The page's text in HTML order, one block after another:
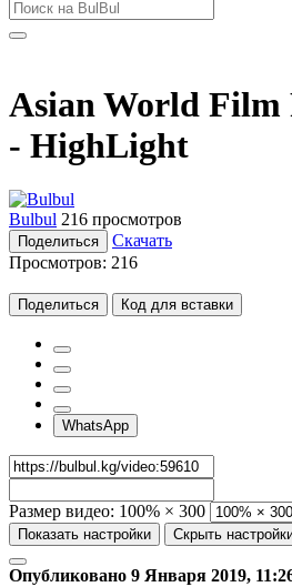
Asian World Film
- HighLight
Bulbul 216 просмотров
Поделиться
Скачать
Просмотров: 216
Поделиться Код для вставки
WhatsApp
Размер видео: 100% × 300
Показать настройки Скрыть
Опубликовано 9 Января 2019,